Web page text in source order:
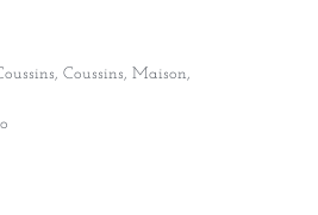
, Coussins, Maison,